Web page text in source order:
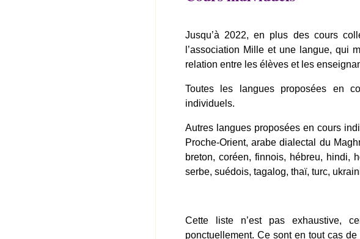
Jusqu’à 2022, en plus des cours
l’association Mille et une langue, qui
relation entre les élèves et les
Toutes les langues proposées en
individuels.
Autres langues proposées en cours
Proche-Orient, arabe dialectal du
breton, coréen, finnois, hébreu, hindi,
serbe, suédois, tagalog, thaï, turc,
Cette liste n’est pas exhaustive,
ponctuellement. Ce sont en tout cas